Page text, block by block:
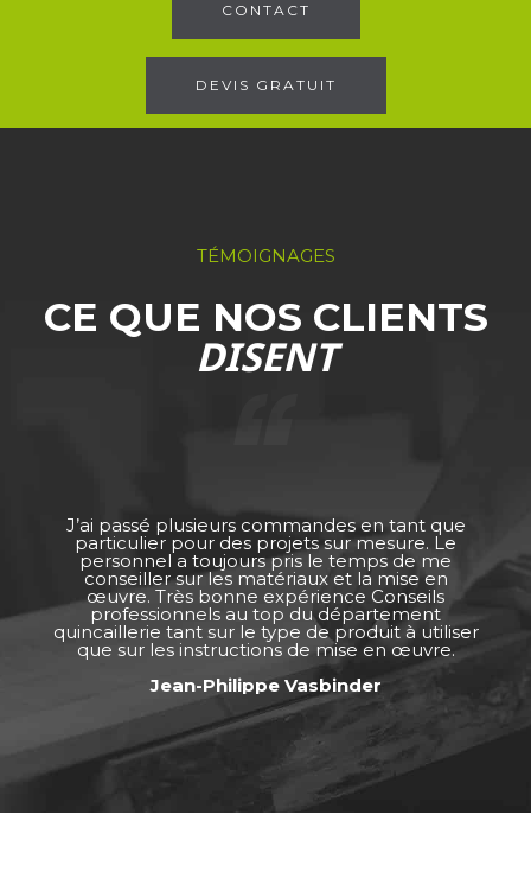
CONTACT
DEVIS GRATUIT
TÉMOIGNAGES
CE QUE NOS CLIENTS
DISENT
J’ai passé plusieurs commandes en tant que
particulier pour des projets sur mesure. Le
personnel a toujours pris le temps de me
conseiller sur les matériaux et la mise en
œuvre. Très bonne expérience Conseils
professionnels au top du département
quincaillerie tant sur le type de produit à utiliser
que sur les instructions de mise en œuvre.
Jean-Philippe Vasbinder